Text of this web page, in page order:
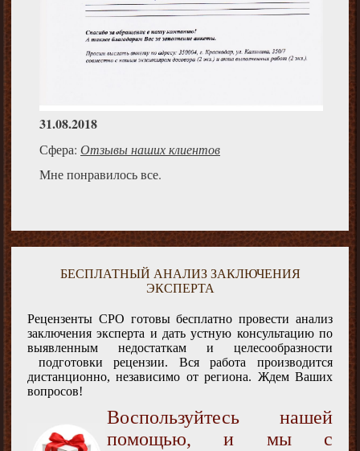
31.08.2018
Сфера: Отзывы наших клиентов
Мне понравилось все.
БЕСПЛАТНЫЙ АНАЛИЗ ЗАКЛЮЧЕНИЯ
ЭКСПЕРТА
Рецензенты СРО готовы бесплатно провести анализ
заключения эксперта и дать устную консультацию по
выявленным недостаткам и целесообразности
подготовки рецензии. Вся работа производится
дистанционно, независимо от региона. Ждем Ваших
вопросов!
Воспользуйтесь нашей
помощью, и мы с